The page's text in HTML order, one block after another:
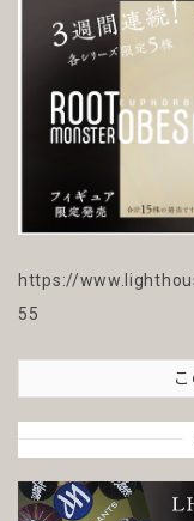
https://
55